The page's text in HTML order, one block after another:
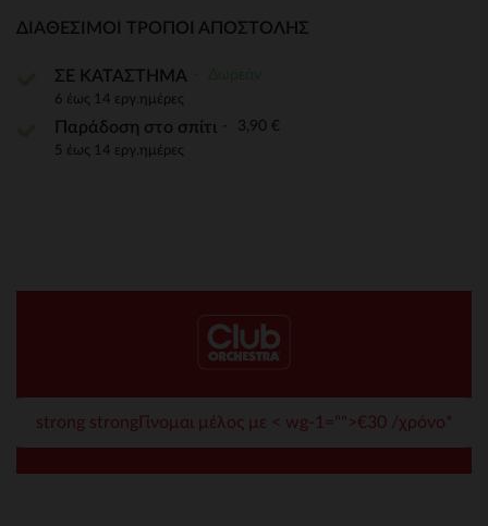
ΔΙΑΘΈΣΙΜΟΙ ΤΡΌΠΟΙ ΑΠΟΣΤΟΛΉΣ
ΣΕ ΚΑΤΑΣΤΗΜΑ
6 έως 14 εργ.ημέρες
Παράδοση στο σπίτι 3,90 €
5 έως 14 εργ.ημέρες
strong strongΓίνομαι μέλος με < wg-1="">€30 /χρόνο*